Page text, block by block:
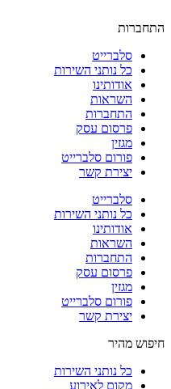
התחברות
סלברייט
כל נותני השירות
אודותינו
השראות
התחברות
פרסום עסק
מגזין
פורום סלברייט
יצירת קשר
סלברייט
כל נותני השירות
אודותינו
השראות
התחברות
פרסום עסק
מגזין
פורום סלברייט
יצירת קשר
חיפוש מהיר
כל נותני השירות
מקום לאירוע